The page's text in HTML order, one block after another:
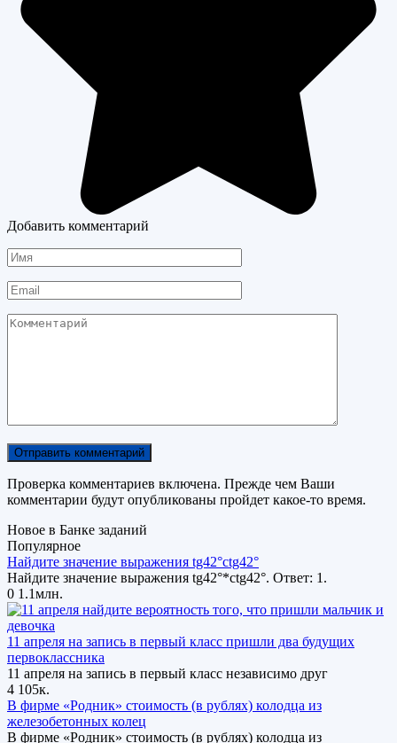
Добавить комментарий
Имя
Email
Комментарий
Проверка комментариев включена. Прежде чем Ваши
комментарии будут опубликованы пройдет какое-то время.
Новое в Банке заданий
Популярное
Найдите значение выражения tg42°ctg42°
Найдите значение выражения tg42°*ctg42°. Ответ: 1.
0 1.1млн.
11 апреля на запись в первый класс пришли два будущих
первоклассника
11 апреля на запись в первый класс независимо друг
4 105к.
В фирме «Родник» стоимость (в рублях) колодца из
железобетонных колец
В фирме «Родник» стоимость (в рублях) колодца из